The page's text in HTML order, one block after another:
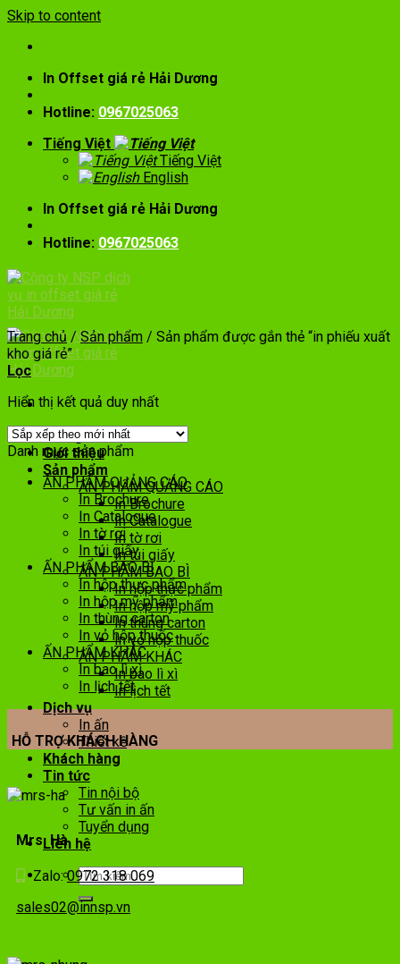
Skip to content
In Offset giá rẻ Hải Dương
Hotline: 0967025063
Tiếng Việt
Tiếng Việt
English
In Offset giá rẻ Hải Dương
Hotline: 0967025063
Trang chủ
Giới thiệu
Sản phẩm
ẤN PHẨM QUẢNG CÁO
In Brochure
In Catalogue
In tờ rơi
In túi giấy
ẤN PHẨM BAO BÌ
In hộp thực phẩm
In hộp mỹ phẩm
In thùng carton
In vỏ hộp thuốc
ẤN PHẨM KHÁC
In bao lì xì
In lịch tết
Dịch vụ
In ấn
Thiết kế
Khách hàng
Tin tức
Tin nội bộ
Tư vấn in ấn
Tuyển dụng
Liên hệ
Trang chủ / Sản phẩm / Sản phẩm được gắn thẻ “in phiếu xuất
kho giá rẻ”
Lọc
Hiển thị kết quả duy nhất
Danh mục sản phẩm
ẤN PHẨM QUẢNG CÁO
In Brochure
In Catalogue
In tờ rơi
In túi giấy
ẤN PHẨM BAO BÌ
In hộp thực phẩm
In hộp mỹ phẩm
In thùng carton
In vỏ hộp thuốc
ẤN PHẨM KHÁC
In bao lì xì
In lịch tết
HỖ TRỢ KHÁCH HÀNG
Mrs. Hà
Zalo:0972 318 069
sales02@innsp.vn